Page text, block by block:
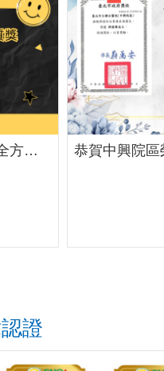
恭賀中興院區榮獲 「無核家園全方位防護」金質獎 恭賀中興院區
證